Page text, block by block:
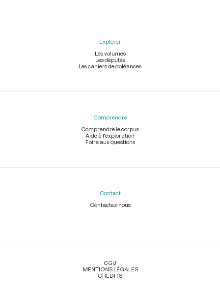
Explorer
Les volumes
Les députés
Les cahiers de doléances
Comprendre
Comprendre le corpus
Aide à l'exploration
Foire aux questions
Contact
Contactez-nous
Légal
CGU
MENTIONS LÉGALES
CRÉDITS